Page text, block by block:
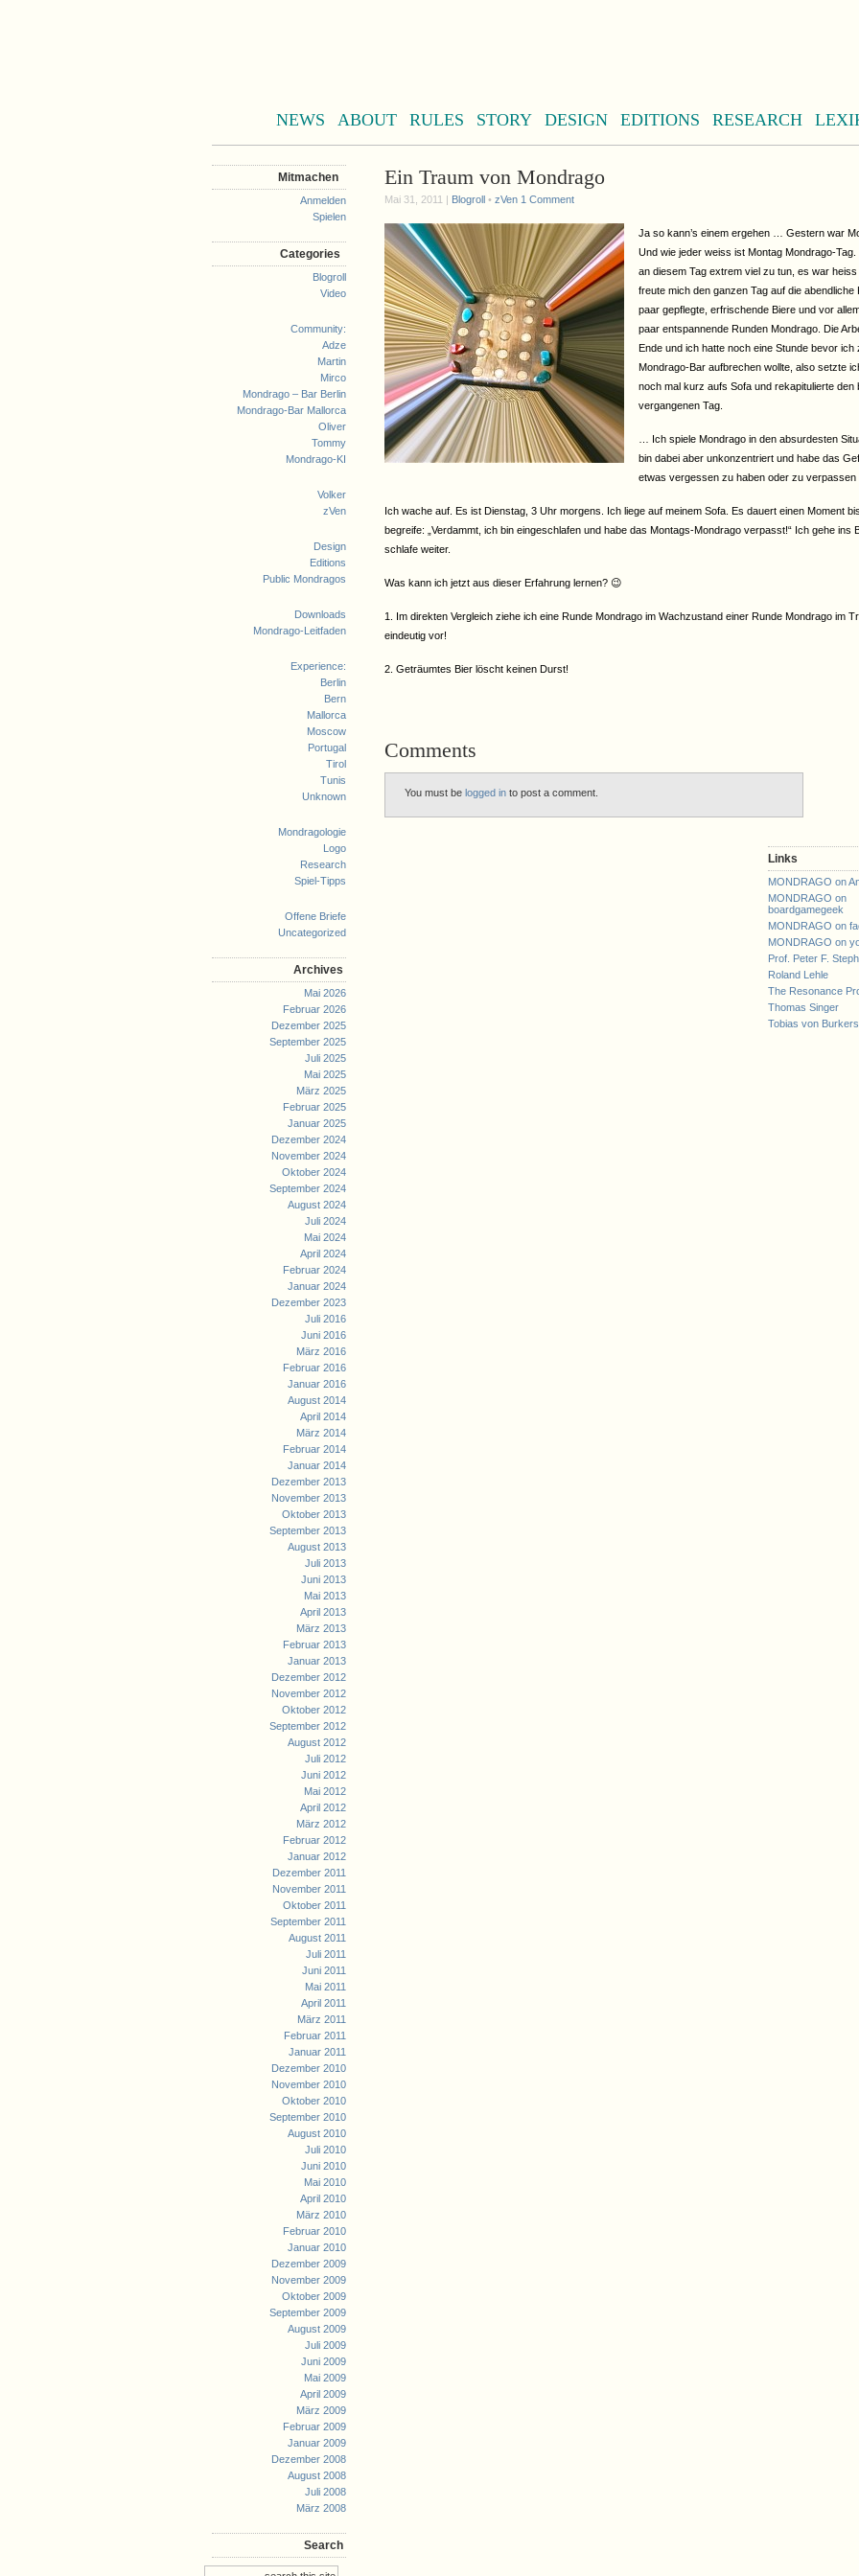
NEWS ABOUT RULES STORY DESIGN EDITIONS RESEARCH
Mitmachen
Anmelden
Spielen
Categories
Blogroll
Video
Community:
Adze
Martin
Mirco
Mondrago – Bar Berlin
Mondrago-Bar Mallorca
Oliver
Tommy
Mondrago-KI
Volker
zVen
Design
Editions
Public Mondragos
Downloads
Mondrago-Leitfaden
Experience:
Berlin
Bern
Mallorca
Moscow
Portugal
Tirol
Tunis
Unknown
Mondragologie
Logo
Research
Spiel-Tipps
Offene Briefe
Uncategorized
Archives
Mai 2026
Februar 2026
Dezember 2025
September 2025
Juli 2025
Mai 2025
März 2025
Februar 2025
Januar 2025
Dezember 2024
November 2024
Oktober 2024
September 2024
August 2024
Juli 2024
Mai 2024
April 2024
Februar 2024
Januar 2024
Dezember 2023
Juli 2016
Juni 2016
März 2016
Februar 2016
Januar 2016
August 2014
April 2014
März 2014
Februar 2014
Januar 2014
Dezember 2013
November 2013
Oktober 2013
September 2013
August 2013
Juli 2013
Juni 2013
Mai 2013
April 2013
März 2013
Februar 2013
Januar 2013
Dezember 2012
November 2012
Oktober 2012
September 2012
August 2012
Juli 2012
Juni 2012
Mai 2012
April 2012
März 2012
Februar 2012
Januar 2012
Dezember 2011
November 2011
Oktober 2011
September 2011
August 2011
Juli 2011
Juni 2011
Mai 2011
April 2011
März 2011
Februar 2011
Januar 2011
Dezember 2010
November 2010
Oktober 2010
September 2010
August 2010
Juli 2010
Juni 2010
Mai 2010
April 2010
März 2010
Februar 2010
Januar 2010
Dezember 2009
November 2009
Oktober 2009
September 2009
August 2009
Juli 2009
Juni 2009
Mai 2009
April 2009
März 2009
Februar 2009
Januar 2009
Dezember 2008
August 2008
Juli 2008
März 2008
Search
Ein Traum von Mondrago
Mai 31, 2011 | Blogroll • zVen 1 Comment
Ja so kann’s einem ergehen … Gestern war
Und wie jeder weiss ist Montag Mondrago-Tag.
an diesem Tag extrem viel zu tun, es war
freute mich den ganzen Tag auf die abendliche
paar gepflegte, erfrischende Biere und vor
paar entspannende Runden Mondrago. Die
Ende und ich hatte noch eine Stunde bevor ich
Mondrago-Bar aufbrechen wollte, also setzte
noch mal kurz aufs Sofa und rekapitulierte den
vergangenen Tag.
… Ich spiele Mondrago in den absurdesten
bin dabei aber unkonzentriert und habe das
etwas vergessen zu haben oder zu verpassen
Ich wache auf. Es ist Dienstag, 3 Uhr morgens. Ich liege auf meinem Sofa. Es dauert einen Moment
begreife: „Verdammt, ich bin eingeschlafen und habe das Montags-Mondrago verpasst!“ Ich gehe ins
schlafe weiter.
Was kann ich jetzt aus dieser Erfahrung lernen? 😉
1. Im direkten Vergleich ziehe ich eine Runde Mondrago im Wachzustand einer Runde Mondrago im
eindeutig vor!
2. Geträumtes Bier löscht keinen Durst!
Comments
You must be logged in to post a comment.
Links
MONDRAGO on
MONDRAGO on
boardgamegeek
MONDRAGO on
MONDRAGO on
Prof. Peter F.
Roland Lehle
The Resonance
Thomas Singer
Tobias von